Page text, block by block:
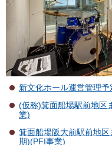
新文化ホール運営管理
(仮称)箕面船場駅前地区
業)
箕面船場阪大前駅前地
期)(PFI事業)